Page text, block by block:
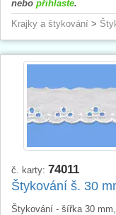
nebo přihlaste.
Krajky a štykování >
č. karty: 74011
Štykování š. 30
Štykování - šířka 30